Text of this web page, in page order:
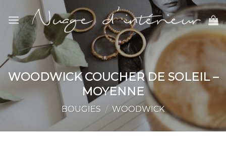
content
WOODWICK COUCHER DE SOLEIL –
MOYENNE
BOUGIES / WOODWICK